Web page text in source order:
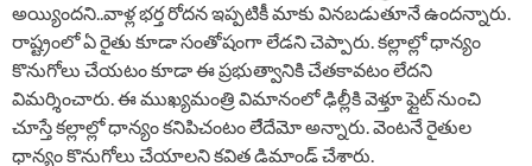
అయ్యిందని..వాళ్ల భర్త రోదన ఇప్పటికీ మాకు వినబడుతూనే ఉందన్నారు.
రాష్ట్రంలో ఏ రైతు కూడా సంతోషంగా లేడని చెప్పారు. కల్లాల్లో ధాన్యం
కొనుగోలు చేయటం కూడా ఈ ప్రభుత్వానికి చేతకావటం లేదని
విమర్శించారు. ఈ ముఖ్యమంత్రి విమానంలో ఢిల్లీకి వెళ్తూ ఫ్లైట్ నుంచి
చూస్తే కల్లాల్లో ధాన్యం కనిపిచంటం లేేదేమో అన్నారు. వెంటనే రైతుల
ధాన్యం కొనుగోలు చేయాలని కవిత డిమాండ్ చేశారు.